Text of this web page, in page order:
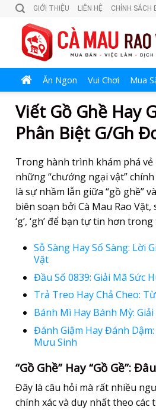
GIỚI THIỆU LIÊN HỆ CHÍNH SÁCH
Ăn Ngon Vui Chơi Mua
Viết Gồ Ghề Hay
Phân Biệt G/Gh
Trong hành trình khám phá
những “chướng ngại vật”
là sự nhầm lẫn giữa “gồ ghề”
biên soạn bởi Cà Mau Rao
‘g’, ‘gh’ để bạn tự tin hơn
Sỗ Sàng Hay Sổ Sàng: Lời
Vặt
Đầu Số 0839: Giải Mã Sức
Trả Treo Hay Chả Cheo:
Bánh Mì Hay Bánh Mỳ:
Đánh Giậm Hay Đánh
Mưu Sinh
“Gồ Ghề” Hay “Gồ Gề”:
Đây là câu hỏi mà rất nhiều
chính xác và duy nhất theo các